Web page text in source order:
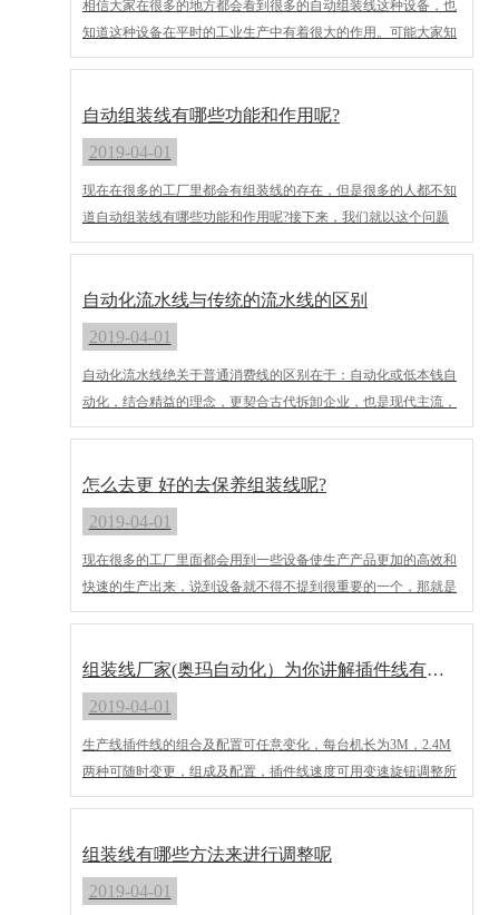
​相信大家在很多的地方都会看到很多的自动组装线这种设备，也
知道这种设备在平时的工业生产中有着很大的作用。可能大家知
道都是一些外表的一些，大家就来看看自动组装线有哪些方面的
自动组装线有哪些功能和作用呢?
2019-04-01
​现在在很多的工厂里都会有组装线的存在，但是很多的人都不知
道自动组装线有哪些功能和作用呢?接下来，我们就以这个问题
来讨论下。
自动化流水线与传统的流水线的区别
2019-04-01
自动化流水线绝关于普通消费线的区别在于：自动化或低本钱自
动化，结合精益的理念，更契合古代拆卸企业，也是现代主流，
这种线体也叫精益生产线。
怎么去更 好的去保养组装线呢?
2019-04-01
现在很多的工厂里面都会用到一些设备使生产产品更加的高效和
快速的生产出来，说到设备就不得不提到很重要的一个，那就是
组装线。几乎在每个行业的生产线上都会看到它的存在，但是在
我们工作。下面就是关于组装线的保养之道。
组装线厂家(奥玛自动化）为你讲解插件线有关知识
2019-04-01
生产线插件线的组合及配置可任意变化，每台机长为3M，2.4M
两种可随时变更，组成及配置，插件线速度可用变速旋钮调整所
需输送速度，宽度可与电路板宽度随时高速，机身由铝合金构
面只有2.5mm。对于插件线是采用进口优 质PVC皮带，适用于产
品的包装装配，检测，运输等，是一种性价比极高的生产设备。
下面组装线厂家为你讲解插件线有关知识。
组装线有哪些方法来进行调整呢
2019-04-01